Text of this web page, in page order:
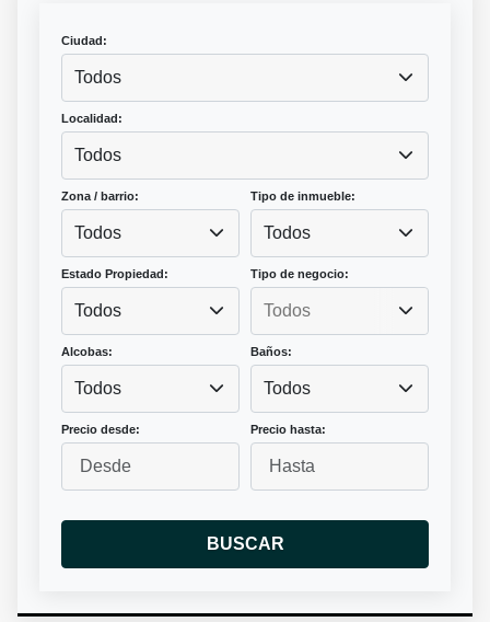
Ciudad:
Todos
Localidad:
Todos
Zona / barrio:
Todos
Tipo de inmueble:
Todos
Estado Propiedad:
Todos
Tipo de negocio:
Alcobas:
Todos
Baños:
Todos
Precio desde: Precio hasta:
BUSCAR